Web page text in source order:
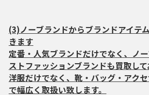
(3)ノーブランドからブランドアイテ
きます
定番・人気ブランドだけでなく、ノ
ストファッションブランドも買取して
洋服だけでなく、靴・バッグ・アク
で幅広く取扱い致します。